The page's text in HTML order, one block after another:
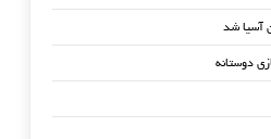
آسیا شد
دوستانه